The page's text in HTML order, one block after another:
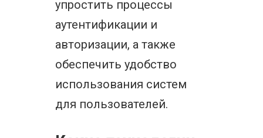
упростить процессы
аутентификации и
авторизации, а также
обеспечить удобство
использования систем
для пользователей.